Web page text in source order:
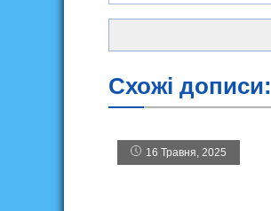
Схожі дописи:
16 Травня, 2025